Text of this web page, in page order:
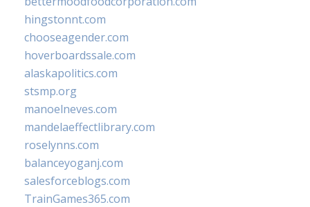
hingstonnt.com
chooseagender.com
hoverboardssale.com
alaskapolitics.com
stsmp.org
manoelneves.com
mandelaeffectlibrary.com
roselynns.com
balanceyoganj.com
salesforceblogs.com
TrainGames365.com